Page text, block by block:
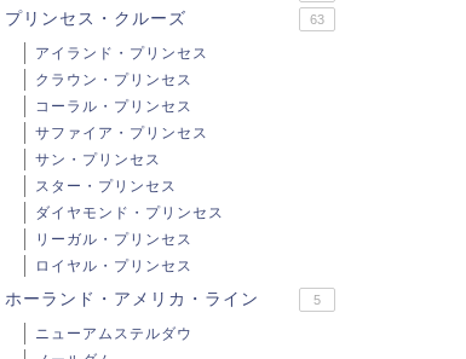
プリンセス・クルーズ 63
アイランド・プリンセス
クラウン・プリンセス
コーラル・プリンセス
サファイア・プリンセス
サン・プリンセス
スター・プリンセス
ダイヤモンド・プリンセス
リーガル・プリンセス
ロイヤル・プリンセス
ホーランド・アメリカ・ライン 5
ニューアムステルダウ